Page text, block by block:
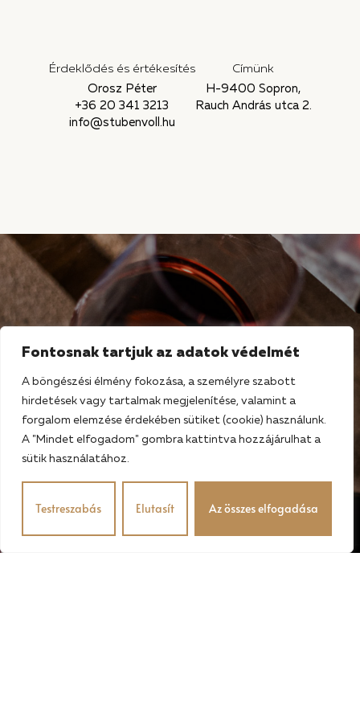
Fontosnak tartjuk az adatok védelmét
A böngészési élmény fokozása, a személyre szabott
hirdetések vagy tartalmak megjelenítése, valamint a
forgalom elemzése érdekében sütiket (cookie) használunk.
A "Mindet elfogadom" gombra kattintva hozzájárulhat a
sütik használatához.
Testreszabás Elutasít Az összes elfogadása
Érdeklődés és értékesítés
Orosz Péter
+36 20 341 3213
info@stubenvoll.hu
Címünk
H-9400 Sopron,
Rauch András utca 2.